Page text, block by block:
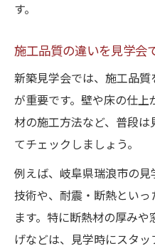
す。
施工品質の違いを見学会
新築見学会では、施工品
が重要です。壁や床の仕
材の施工方法など、普段
てチェックしましょう。
例えば、岐阜県瑞浪市の
技術や、耐震・断熱とい
ます。特に断熱材の厚み
げなどは、見学時にスタ